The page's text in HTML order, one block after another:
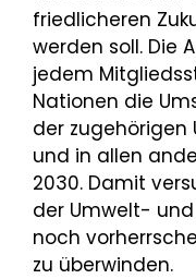
friedlicheren
werden soll. Die
jedem
Nationen die
der zugehörigen
und in allen
2030. Damit
der Umwelt-
noch
zu überwinden.